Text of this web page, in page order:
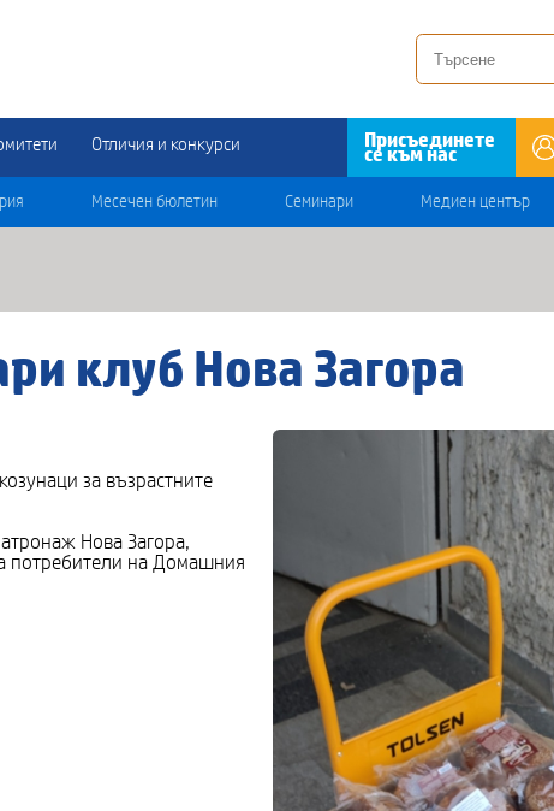
Отличия и конкурси Присъединете
се към нас
Месечен бюлетин Семинари Медиен център
клуб Нова Загора
за възрастните
Нова Загора,
потребители на Домашния